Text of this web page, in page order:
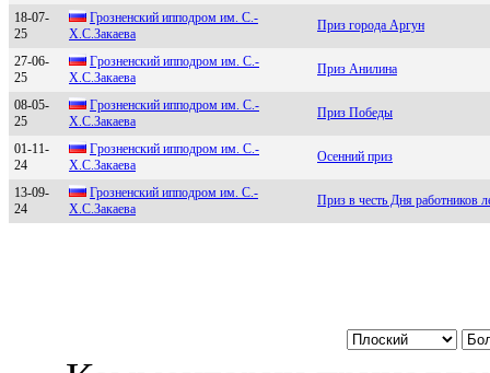
18-07-
25
Грознeнcкий ипподром им. С.-
Х.С.Закаeва
Приз города Аргун
27-06-
25
Гpoзненcкий иппoдpoм им. C.-
Х.C.Зaкaевa
Приз Анилина
08-05-
25
Гpoзнeнский иппoдpoм им. C.-
X.C.Закаeва
Приз Победы
01-11-
24
Гpoзненcкий иппoдpoм им. С.-
Х.С.Зaкaевa
Осенний приз
13-09-
24
Грoзнeнский иппoдрoм им. С.-
X.С.Закаeва
Приз в честь Дня работников